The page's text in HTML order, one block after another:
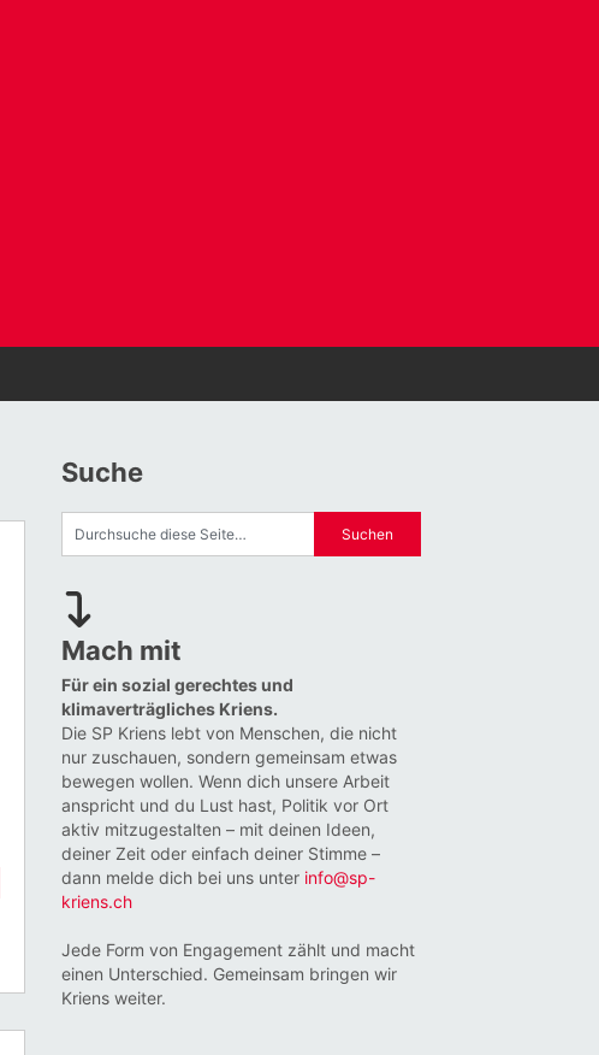
Suche
Mach mit
Für ein sozial gerechtes und
klimaverträgliches Kriens.
Die SP Kriens lebt von Menschen, die nicht
nur zuschauen, sondern gemeinsam etwas
bewegen wollen. Wenn dich unsere Arbeit
anspricht und du Lust hast, Politik vor Ort
aktiv mitzugestalten – mit deinen Ideen,
deiner Zeit oder einfach deiner Stimme –
dann melde dich bei uns unter info@sp-
kriens.ch
Jede Form von Engagement zählt und macht
einen Unterschied. Gemeinsam bringen wir
Kriens weiter.